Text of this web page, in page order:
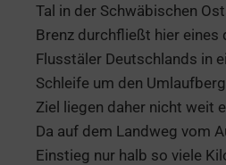
Tal in der Schwäbischen
Brenz durchfließt hier eines
Flusstäler Deutschlands in
Schleife um den
Ziel liegen daher nicht weit
Da auf dem Landweg vom
Einstieg nur halb so viele